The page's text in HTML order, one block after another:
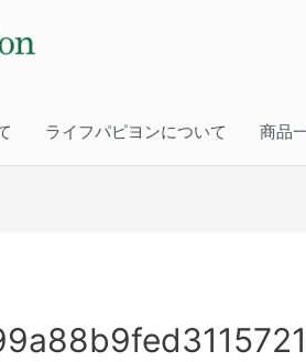
ライフパピヨンについて 商品